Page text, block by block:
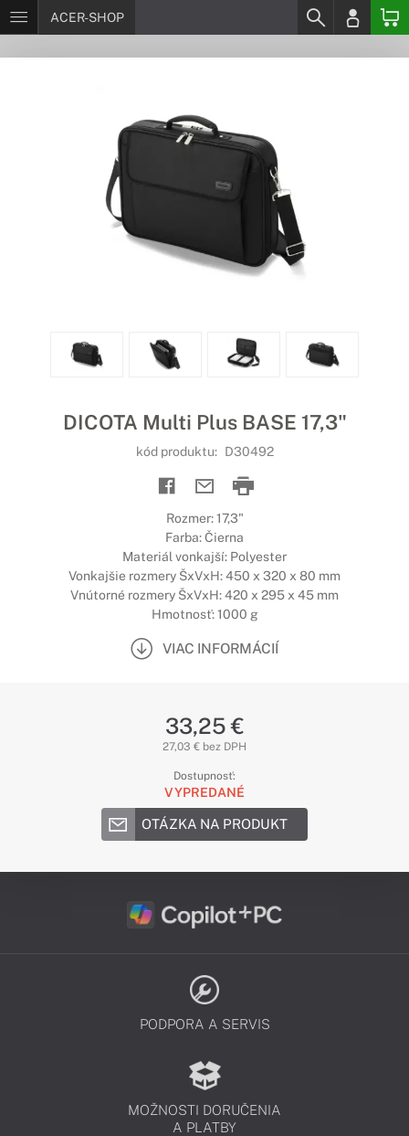
ACER-SHOP
DICOTA Multi Plus BASE 17,3"
kód produktu: D30492
Rozmer: 17,3"
Farba: Čierna
Materiál vonkajší: Polyester
Vonkajšie rozmery ŠxVxH: 450 x 320 x 80 mm
Vnútorné rozmery ŠxVxH: 420 x 295 x 45 mm
Hmotnosť: 1000 g
VIAC INFORMÁCIÍ
33,25 €
27,03 € bez DPH
Dostupnosť:
VYPREDANÉ
OTÁZKA NA PRODUKT
PODPORA A SERVIS
MOŽNOSTI DORUČENIA
A PLATBY